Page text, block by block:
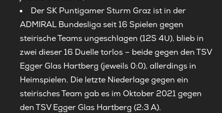
Der SK Puntigamer Sturm Graz ist in der
ADMIRAL Bundesliga seit 16 Spielen gegen
steirische Teams ungeschlagen (12S 4U), blieb in
zwei dieser 16 Duelle torlos – beide gegen den TSV
Egger Glas Hartberg (jeweils 0:0), allerdings in
Heimspielen. Die letzte Niederlage gegen ein
steirisches Team gab es im Oktober 2021 gegen
den TSV Egger Glas Hartberg (2:3 A).